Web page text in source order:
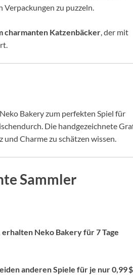
zu puzzeln.
charmanten Katzenbäcker , der mit
Bakery zum perfekten Spiel für
Die handgezeichnete
Charme zu schätzen wissen.
Sammler
Neko Bakery für 7 Tage
anderen Spiele für je nur 0,99